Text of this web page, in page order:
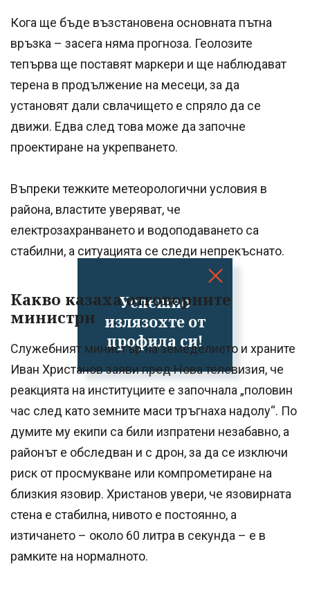
Успешно
излязохте от
профила си!
Кога ще бъде възстановена основната пътна
връзка – засега няма прогноза. Геолозите
тепърва ще поставят маркери и ще наблюдават
терена в продължение на месеци, за да
установят дали свлачището е спряло да се
движи. Едва след това може да започне
проектиране на укрепването.
Въпреки тежките метеорологични условия в
района, властите уверяват, че
електрозахранването и водоподаването са
стабилни, а ситуацията се следи непрекъснато.
Какво казаха отговорните
министри
Служебният министър на земеделието и храните
Иван Христанов заяви пред Нова телевизия, че
реакцията на институциите е започнала „половин
час след като земните маси тръгнаха надолу“. По
думите му екипи са били изпратени незабавно, а
районът е обследван и с дрон, за да се изключи
риск от просмукване или компрометиране на
близкия язовир. Христанов увери, че язовирната
стена е стабилна, нивото е постоянно, а
изтичането – около 60 литра в секунда – е в
рамките на нормалното.